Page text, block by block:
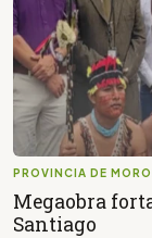
PROVINCIA DE
Megaobra
Santiago